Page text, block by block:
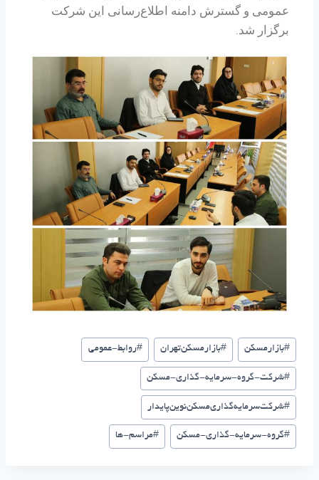
عمومی و گسترش دامنه اطلاع‌رسانی این شرکت
برگزار شد.
#بازارمسکن #بازار‌مسکن‌تهران #روابط-عمومی
#شرکت-گروه-سرمایه-گذاری-مسکن
#شرکت‌سرمایه‌گذاری‌مسکن‌نوین‌پایدار
#گروه-سرمایه-گذاری-مسکن #مراسم-ها